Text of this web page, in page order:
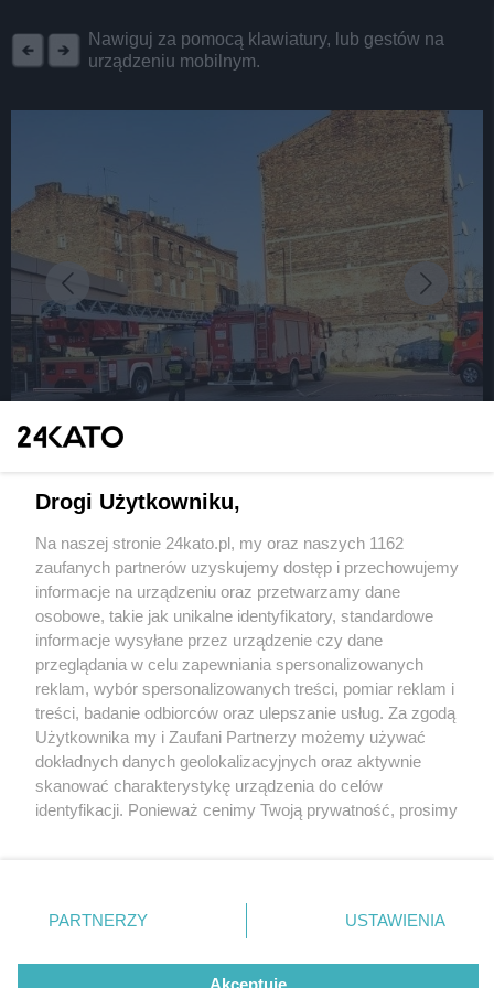
Nawiguj za pomocą klawiatury, lub gestów na
urządzeniu mobilnym.
fot: fot. 112Katowice Służby Ratunkowe
Pożar budynku przy ulicy Długiej. Strażacy
odnaleźli zwęglone zwłoki
2 / 4
pożar-Katowice-długa
Do wybuchu pożaru doszło ok. godziny 14. Przy ulicy
Długiej ogień zajął część mieszkania, znajdującego się
na trzecim piętrze w jednym z familoków. W trakcie
wybuchu pożaru.
Wydawca mediów lokalnych
Nie zapomnij
zapoznać się z:
polityką prywatności regulamin korzystania z portali
Twojemiasto
Piekary Śląskie
Chorzów
Tarnowskie Góry
Gliwice
Skontakuj sięz nami
Kontakt
Wydawca
Redakcja
Drogi Użytkowniku,
Na naszej stronie 24kato.pl, my oraz naszych 1162
zaufanych partnerów uzyskujemy dostęp i przechowujemy
informacje na urządzeniu oraz przetwarzamy dane
osobowe, takie jak unikalne identyfikatory, standardowe
informacje wysyłane przez urządzenie czy dane
przeglądania w celu zapewniania spersonalizowanych
reklam, wybór spersonalizowanych treści, pomiar reklam i
treści, badanie odbiorców oraz ulepszanie usług. Za zgodą
Użytkownika my i Zaufani Partnerzy możemy używać
dokładnych danych geolokalizacyjnych oraz aktywnie
skanować charakterystykę urządzenia do celów
identyfikacji. Ponieważ cenimy Twoją prywatność, prosimy
prywatności znajdujący się w lewym dolnym rogu strony
. Niektóre rodzaje przetwarzania danych nie wymagają
zgody użytkownika, ale masz prawo sprzeciwić się
takiemu przetwarzaniu. Preferencje będą miały
PARTNERZY USTAWIENIA
Akceptuję